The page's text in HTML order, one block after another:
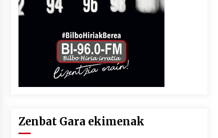
Zenbat Gara ekimenak